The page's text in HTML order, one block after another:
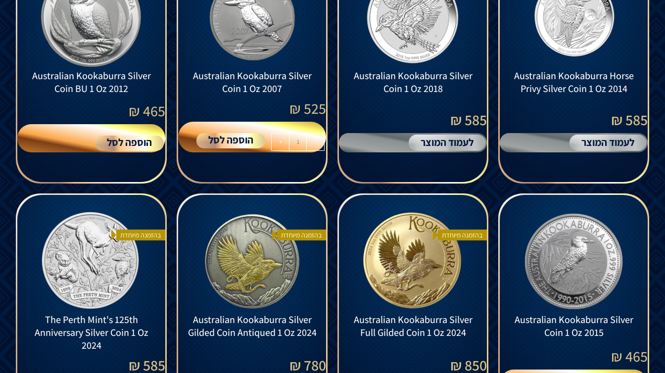
Australian Kookaburra Horse
Privy Silver Coin 1 Oz 2014
585 ₪
לעמוד המוצר
Australian Kookaburra Silver
Coin 1 Oz 2018
585 ₪
לעמוד המוצר
Australian Kookaburra Silver
Coin 1 Oz 2007
525
₪
-
+ הוספה לסל
Australian Kookaburra Silver
Coin BU 1 Oz 2012
465
₪
הוספה לסל
Australian Kookaburra Silver
Coin 1 Oz 2015
465
₪
בהזמנה מיוחדת
Australian Kookaburra Silver
Full Gilded Coin 1 Oz 2024
850 ₪
בהזמנה מיוחדת
Australian Kookaburra Silver
Gilded Coin Antiqued 1 Oz 2024
780 ₪
בהזמנה מיוחדת
The Perth Mint's 125th
Anniversary Silver Coin 1 Oz
2024
585 ₪